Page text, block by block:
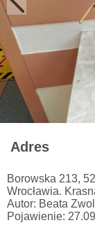
Adres
Borowska 213,
Wrocławia.
Autor: Beata
Pojawienie: